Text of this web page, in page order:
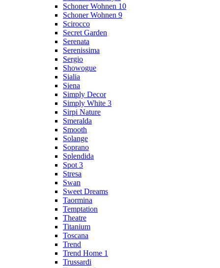
Schoner Wohnen 10
Schoner Wohnen 9
Scirocco
Secret Garden
Serenata
Serenissima
Sergio
Showogue
Sialia
Siena
Simply Decor
Simply White 3
Sirpi Nature
Smeralda
Smooth
Solange
Soprano
Splendida
Spot 3
Stresa
Swan
Sweet Dreams
Taormina
Temptation
Theatre
Titanium
Toscana
Trend
Trend Home 1
Trussardi